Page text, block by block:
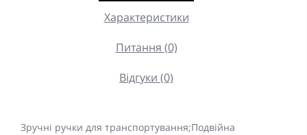
Характеристики
Питання (0)
Відгуки (0)
Зручні ручки для транспортування;Подвійна